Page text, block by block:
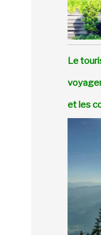
Le
et les